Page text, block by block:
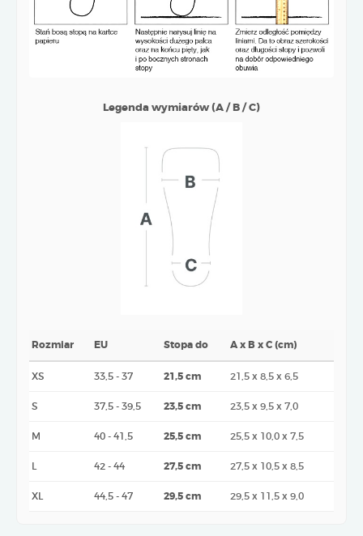
Legenda wymiarów (A / B / C)
Rozmiar EU Stopa do A x B x C (cm)
XS 33,5 - 37 21,5 cm 21,5 x 8,5 x 6,5
S 37,5 - 39,5 23,5 cm 23,5 x 9,5 x 7,0
M 40 - 41,5 25,5 cm 25,5 x 10,0 x 7,5
L 42 - 44 27,5 cm 27,5 x 10,5 x 8,5
XL 44,5 - 47 29,5 cm 29,5 x 11,5 x 9,0